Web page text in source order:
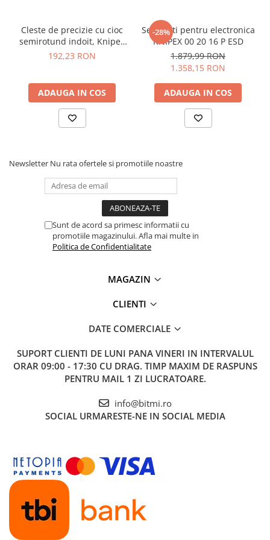
identificarea usoara a instrumentului
Specificatii cleste electronist
de precizie, Knipex 35 22 115:
Tip varf:semirotund
polizat, cu aspect de oglinda
cu mansoane multicomponent
Latime varfuri: 2 mm
1.3 mm
Latimea capului:11 mm
Greutate:70 g
115 x 67 x 17 mm
Standard:DIN ISO 9655 DIN EN 61 340-5
Vezi fisa tehnicaAICI
Ce contine cutia?
1x Cleste ESD de precizie pentru sisteme electronice,
Cleste de precizie cu cioc
semirotund indoit, Knipex
35 42 115
192,23 RON
ADAUGA IN COS
-28%
Set clesti pentru electronica
KNIPEX 00 20 16 P ESD
1.879,99 RON
1.358,15 RON
ADAUGA IN COS
Newsletter Nu rata ofertele si promotiile noastre
Sunt de acord sa primesc informatii cu
promotiile magazinului. Afla mai multe in
Politica de Confidentialitate
MAGAZIN
CLIENTI
DATE COMERCIALE
SUPORT CLIENTI DE LUNI PANA VINERI IN INTERVALUL
ORAR 09:00 - 17:30 CU DRAG. TIMP MAXIM DE RASPUNS
PENTRU MAIL 1 ZI LUCRATOARE.
info@bitmi.ro
SOCIAL URMARESTE-NE IN SOCIAL MEDIA